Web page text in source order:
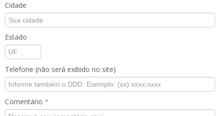
Cidade
Estado
Telefone (não será exibido no site)
Comentário *